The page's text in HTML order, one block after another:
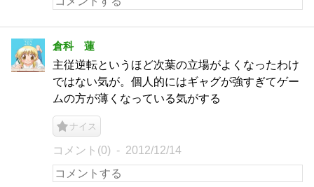
倉科 蓮
主従逆転というほど次葉の立場がよくなったわけ
ではない気が。個人的にはギャグが強すぎてゲー
ムの方が薄くなっている気がする
ナイス
コメント(0) 2012/12/14